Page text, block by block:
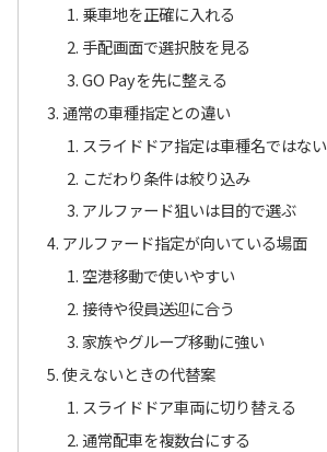
乗車地を正確に入れる
手配画面で選択肢を見る
GO Payを先に整える
通常の車種指定との違い
スライドドア指定は車種名ではない
こだわり条件は絞り込み
アルファード狙いは目的で選ぶ
アルファード指定が向いている場面
空港移動で使いやすい
接待や役員送迎に合う
家族やグループ移動に強い
使えないときの代替案
スライドドア車両に切り替える
通常配車を複数台にする